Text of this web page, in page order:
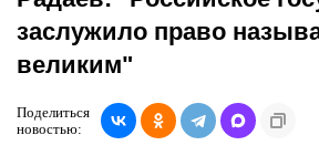
заслужило право
великим"
Поделиться
новостью: